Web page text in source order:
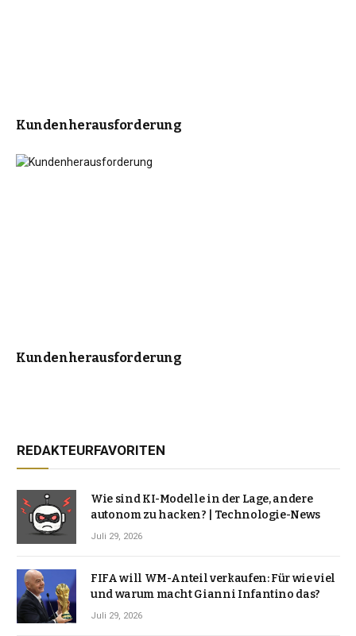
Kundenherausforderung
Kundenherausforderung
REDAKTEURFAVORITEN
Wie sind KI-Modelle in der Lage, andere
autonom zu hacken? | Technologie-News
Juli 29, 2026
FIFA will WM-Anteil verkaufen: Für wie viel
und warum macht Gianni Infantino das?
Juli 29, 2026